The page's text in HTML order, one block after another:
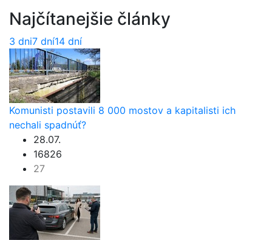
Najčítanejšie články
3 dni7 dní14 dní
Komunisti postavili 8 000 mostov a kapitalisti ich
nechali spadnúť?
28.07.
16826
27